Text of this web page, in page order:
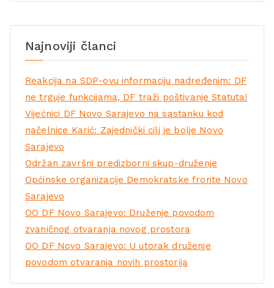
Najnoviji članci
Reakcija na SDP-ovu informaciju nadređenim: DF
ne trguje funkcijama, DF traži poštivanje Statuta!
Vijećnici DF Novo Sarajevo na sastanku kod
načelnice Karić: Zajednički cilj je bolje Novo
Sarajevo
Održan završni predizborni skup-druženje
Općinske organizacije Demokratske fronte Novo
Sarajevo
OO DF Novo Sarajevo: Druženje povodom
zvaničnog otvaranja novog prostora
OO DF Novo Sarajevo: U utorak druženje
povodom otvaranja novih prostorija